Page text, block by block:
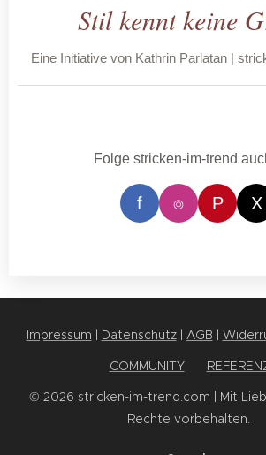
Stil kennt keine
Eine Initiative von Kathrin Parlatan |
Folge stricken-im-trend
f ⌾ P X
Impressum | Datenschutz| AGB |
COMMUNITY✨
© 2026 stricken-im-trend.com | Mit
Rechte vorbehalten. 💕